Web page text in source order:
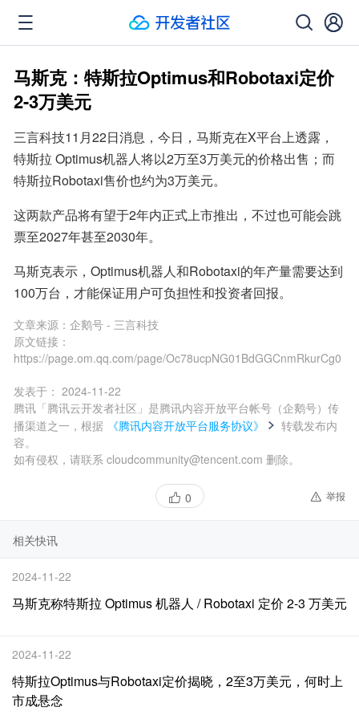
马斯克：特斯拉Optimus和Robotaxi定价
2-3万美元
三言科技11月22日消息，今日，马斯克在X平台上透露，
特斯拉 Optimus机器人将以2万至3万美元的价格出售；而
特斯拉Robotaxi售价也约为3万美元。
这两款产品将有望于2年内正式上市推出，不过也可能会跳
票至2027年甚至2030年。
马斯克表示，Optimus机器人和Robotaxi的年产量需要达到
100万台，才能保证用户可负担性和投资者回报。
文章来源： 企鹅号 - 三言科技
原文链接：
https://page.om.qq.com/page/Oc78ucpNG01BdGGCnmRkurCg0
发表于： 2024-11-22
腾讯「腾讯云开发者社区」是腾讯内容开放平台帐号（企鹅号）传
播渠道之一，根据
《腾讯内容开放平台服务协议》
转载发布内
容。
如有侵权，请联系 cloudcommunity@tencent.com 删除。
0 举报
相关快讯
2024-11-22
马斯克称特斯拉 Optimus 机器人 / Robotaxi 定价 2-3 万美元
2024-11-22
特斯拉Optimus与Robotaxi定价揭晓，2至3万美元，何时上
市成悬念